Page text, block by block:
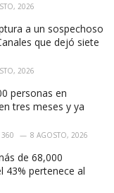
2026
a un sospechoso
que dejó siete
2026
personas en
tres meses y ya
360 8 AGOSTO, 2026
de 68,000
43% pertenece al